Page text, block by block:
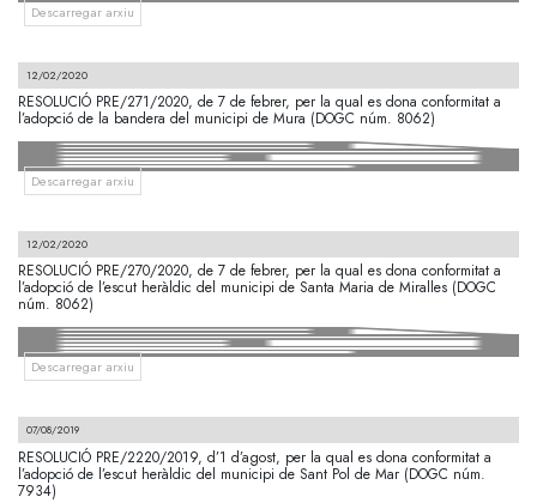
Descarregar arxiu
12/02/2020
RESOLUCIÓ PRE/271/2020, de 7 de febrer, per la qual es dona conformitat a
l’adopció de la bandera del municipi de Mura (DOGC núm. 8062)
Descarregar arxiu
12/02/2020
RESOLUCIÓ PRE/270/2020, de 7 de febrer, per la qual es dona conformitat a
l’adopció de l’escut heràldic del municipi de Santa Maria de Miralles (DOGC
núm. 8062)
Descarregar arxiu
07/08/2019
RESOLUCIÓ PRE/2220/2019, d’1 d’agost, per la qual es dona conformitat a
l’adopció de l’escut heràldic del municipi de Sant Pol de Mar (DOGC núm.
7934)